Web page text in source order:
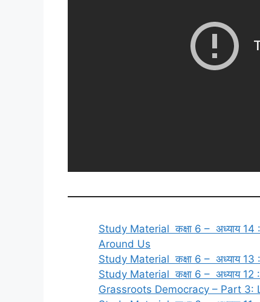
Study Material कक्षा 6 – अध्याय 14 :
Around Us
Study Material कक्षा 6 – अध्याय 13
Study Material कक्षा 6 – अध्याय 12 :
Grassroots Democracy – Part 3: